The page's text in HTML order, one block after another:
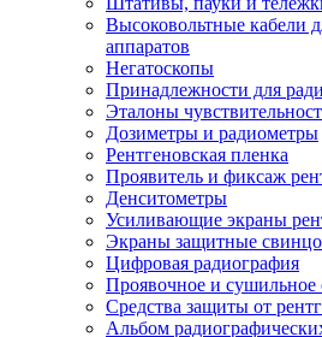
Высоковольтные кабели
аппаратов
Негатоскопы
Принадлежности для
Эталоны
Дозиметры и радиометры
Рентгеновская пленка
Проявитель и фиксаж
Денситометры
Усиливающие экраны
Экраны защитные
Цифровая радиография
Проявочное и сушильное
Средства защиты от
Альбом